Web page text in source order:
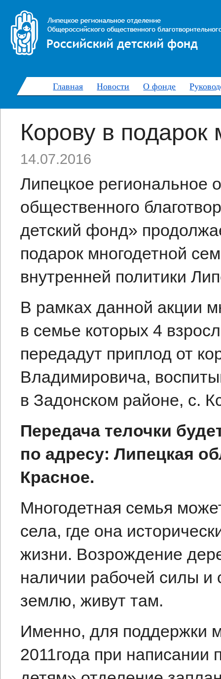
Главная Новости О фонде
Корову в подарок
14.07.2016
Липецкое региональное
общественного
детский фонд»
подарок многодетной
внутренней политики
В рамках данной акции
в семье которых 4
передадут приплод от
Владимировича,
в Задонском районе, с.
Передача телочки
по адресу: Липецкая
Красное.
Многодетная семья
села, где она
жизни. Возрождение
наличии рабочей силы и
землю, живут там.
Именно, для поддержки
2011года при написании